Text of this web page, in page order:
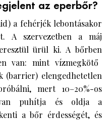
az eperbőr?
a fehérjék lebontásakor
A szervezetben a máj
ürül ki. A bőrben
van: mint vízmegkötő
(barrier) elengedhetetlen
mert 10–20%-os
puhítja és oldja a
a bőr érdességét, és